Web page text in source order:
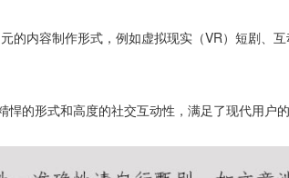
的内容制作形式，例如虚拟现实（VR）短剧、
的形式和高度的社交互动性，满足了现代用户